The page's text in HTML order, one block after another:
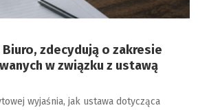
zdecydują o zakresie
w związku z ustawą
wyjaśnia, jak ustawa dotycząca